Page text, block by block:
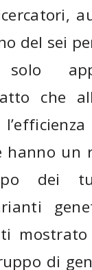
del sei
che
hanno
dei
mostrato
di